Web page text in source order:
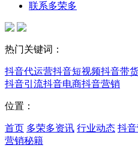
联系多荣多
热门关键词：
抖音代运营抖音短视频抖音带
抖音引流抖音电商抖音营销
位置：
首页 多荣多资讯 行业动态 抖
营销秘籍